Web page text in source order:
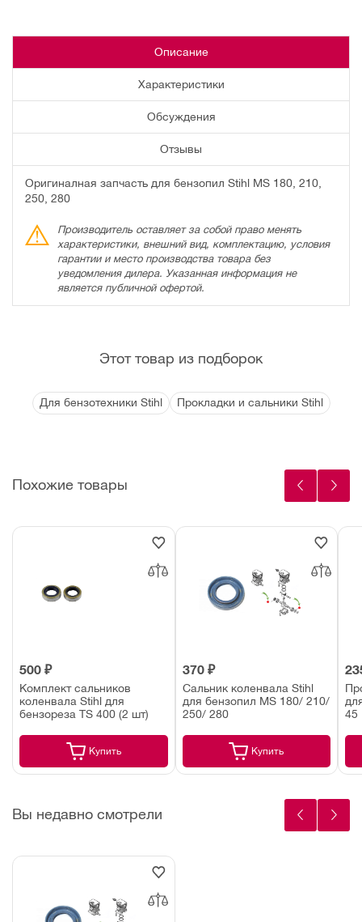
Описание
Характеристики
Обсуждения
Отзывы
Оригиналная запчасть для бензопил Stihl MS 180, 210,
250, 280
Производитель оставляет за собой право менять
характеристики, внешний вид, комплектацию, условия
гарантии и место производства товара без
уведомления дилера. Указанная информация не
является публичной офертой.
Этот товар из подборок
Для бензотехники Stihl Прокладки и сальники Stihl
Похожие товары
500 ₽
Комплект сальников
коленвала Stihl для
бензореза TS 400 (2 шт)
Купить
370 ₽
Сальник коленвала Stihl
для бензопил MS 180/ 210/
250/ 280
Купить
45
Вы недавно смотрели